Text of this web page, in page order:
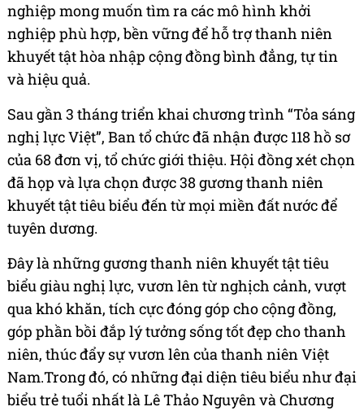
nghiệp mong muốn tìm ra các mô hình khởi
nghiệp phù hợp, bền vững để hỗ trợ thanh niên
khuyết tật hòa nhập cộng đồng bình đẳng, tự tin
và hiệu quả.
Sau gần 3 tháng triển khai chương trình “Tỏa sáng
nghị lực Việt”, Ban tổ chức đã nhận được 118 hồ sơ
của 68 đơn vị, tổ chức giới thiệu. Hội đồng xét chọn
đã họp và lựa chọn được 38 gương thanh niên
khuyết tật tiêu biểu đến từ mọi miền đất nước để
tuyên dương.
Đây là những gương thanh niên khuyết tật tiêu
biểu giàu nghị lực, vươn lên từ nghịch cảnh, vượt
qua khó khăn, tích cực đóng góp cho cộng đồng,
góp phần bồi đắp lý tưởng sống tốt đẹp cho thanh
niên, thúc đẩy sự vươn lên của thanh niên Việt
Nam.Trong đó, có những đại diện tiêu biểu như đại
biểu trẻ tuổi nhất là Lê Thảo Nguyên và Chương